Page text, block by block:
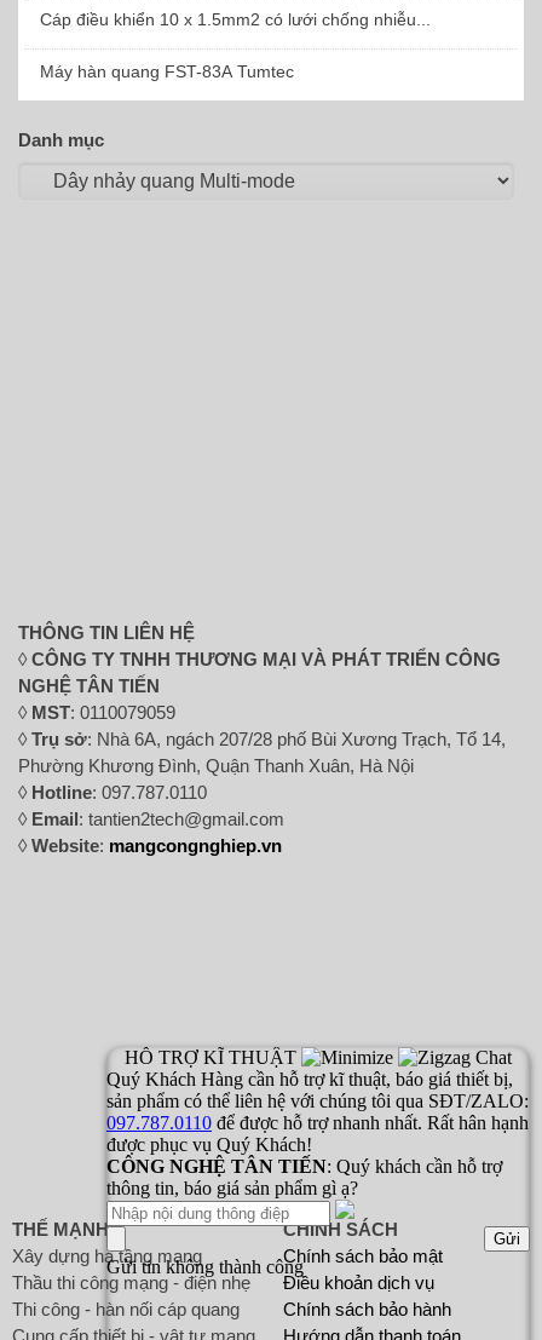
Cáp điều khiển 10 x 1.5mm2 có lưới chống nhiễu...
Máy hàn quang FST-83A Tumtec
Danh mục
THÔNG TIN LIÊN HỆ
◊CÔNG TY TNHH THƯƠNG MẠI VÀ PHÁT TRIỂN CÔNG
NGHỆ TÂN TIẾN
◊ MST: 0110079059
◊Trụ sở: Nhà 6A, ngách 207/28 phố Bùi Xương Trạch, Tổ 14,
Phường Khương Đình, Quận Thanh Xuân, Hà Nội
◊ Hotline: 097.787.0110
◊ Email: tantien2tech@gmail.com
◊Website: mangcongnghiep.vn
THẾ MẠNH
Xây dựng hạ tầng mạng
Thầu thi công mạng - điện nhẹ
Thi công - hàn nối cáp quang
Cung cấp thiết bị - vật tư mạng
CHÍNH SÁCH
Chính sách bảo mật
Điều khoản dịch vụ
Chính sách bảo hành
Hướng dẫn thanh toán